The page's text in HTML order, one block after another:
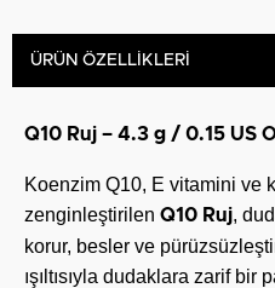
ÜRÜN ÖZELLIKLERI
Q10 Ruj – 4.3 g / 0.15 US
Koenzim Q10, E vitamini ve
zenginleştirilen Q10 Ruj,
korur, besler ve
ışıltısıyla dudaklara zarif bir